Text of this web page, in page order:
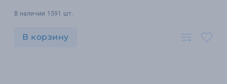
В наличии 1591 шт.
В корзину